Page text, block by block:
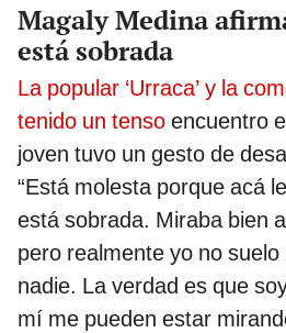
Magaly Medina
está sobrada
La popular ‘Urraca’ y la
tenido un tenso encuentro
joven tuvo un gesto de
“Está molesta porque acá
está sobrada. Miraba bien
pero realmente yo no
nadie. La verdad es que
mí me pueden estar